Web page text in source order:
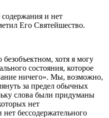
и нет
Его Святейшество.
хотя я могу
состояния, которое
ничего». Мы, возможно,
за предел обычных
слова были придуманы
нет
нет бессодержательного